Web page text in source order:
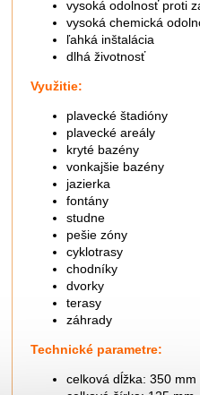
vysoká odolnosť proti
vysoká chemická
ľahká inštalácia
dlhá životnosť
Využitie:
plavecké štadióny
plavecké areály
kryté bazény
vonkajšie bazény
jazierka
fontány
studne
pešie zóny
cyklotrasy
chodníky
dvorky
terasy
záhrady
Technické parametre:
celková dĺžka: 350 mm